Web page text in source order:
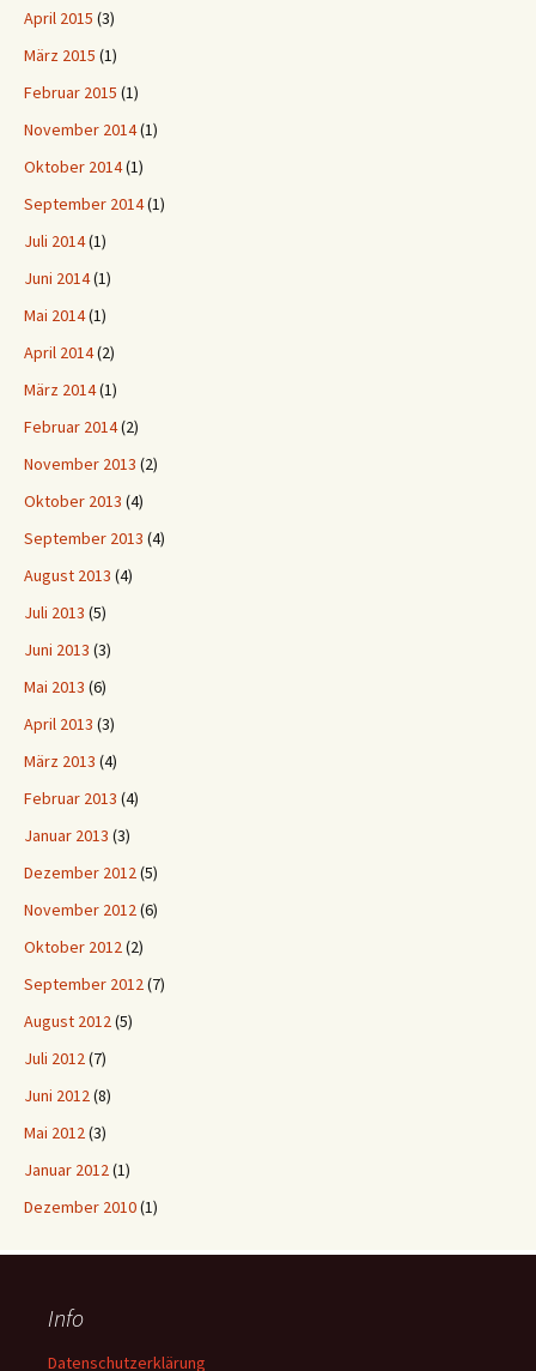
April 2015 (3)
März 2015 (1)
Februar 2015 (1)
November 2014(1)
Oktober 2014(1)
September 2014(1)
Juli 2014(1)
Juni 2014(1)
Mai 2014(1)
April 2014(2)
März 2014(1)
Februar 2014(2)
November 2013 (2)
Oktober 2013 (4)
September 2013 (4)
August 2013 (4)
Juli 2013 (5)
Juni 2013 (3)
Mai 2013 (6)
April 2013 (3)
März 2013 (4)
Februar 2013 (4)
Januar 2013 (3)
Dezember 2012(5)
November 2012(6)
Oktober 2012(2)
September 2012(7)
August 2012(5)
Juli 2012(7)
Juni 2012(8)
Mai 2012(3)
Januar 2012(1)
Dezember 2010(1)
Info
Datenschutzerklärung